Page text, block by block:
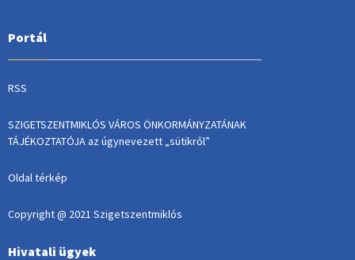
Portál
RSS
SZIGETSZENTMIKLÓS VÁROS ÖNKORMÁNYZATÁNAK
TÁJÉKOZTATÓJA az úgynevezett „sütikről”
Oldal térkép
Copyright @ 2021 Szigetszentmiklós
Hivatali ügyek